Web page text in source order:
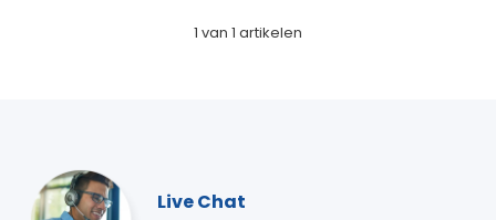
1 van 1 artikelen
Live Chat